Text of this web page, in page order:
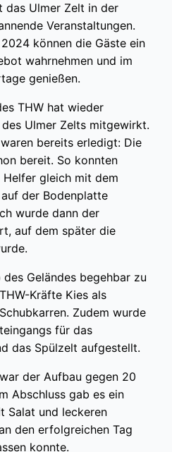
das Ulmer Zelt in der
Veranstaltungen.
können die Gäste ein
wahrnehmen und im
genießen.
THW hat wieder
Ulmer Zelts mitgewirkt.
bereits erledigt: Die
bereit. So konnten
Helfer gleich mit dem
der Bodenplatte
wurde dann der
auf dem später die
Geländes begehbar zu
Kräfte Kies als
Zudem wurde
für das
das Spülzelt aufgestellt.
der Aufbau gegen 20
Abschluss gab es ein
Salat und leckeren
den erfolgreichen Tag
konnte.